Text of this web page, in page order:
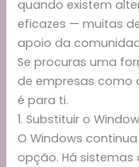
quando existem
eficazes — muitas
apoio da
Se procuras uma
de empresas como
é para ti.
1. Substituir o
O Windows
opção. Há